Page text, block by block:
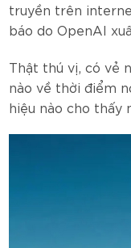
truyền trên
báo do OpenAI
Thật thú vị, có vẻ
nào về thời điểm
hiệu nào cho thấy